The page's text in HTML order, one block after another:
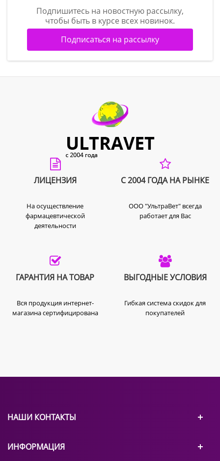
Подпишитесь на новостную рассылку,
чтобы быть в курсе всех новинок.
Подписаться на рассылку
ЛИЦЕНЗИЯ
На осуществление
фармацевтической
деятельности
С 2004 ГОДА НА РЫНКЕ
ООО "УльтраВет" всегда
работает для Вас
ГАРАНТИЯ НА ТОВАР
Вся продукция интернет-
магазина сертифицирована
ВЫГОДНЫЕ УСЛОВИЯ
Гибкая система скидок для
покупателей
НАШИ КОНТАКТЫ
ИНФОРМАЦИЯ